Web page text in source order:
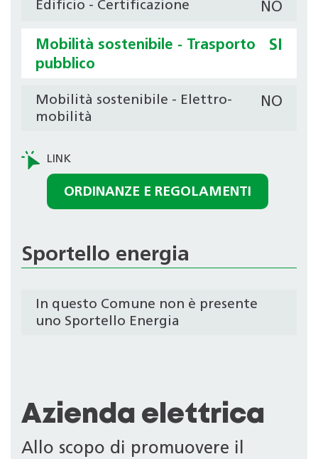
Edificio - Certificazione NO
Mobilità sostenibile - Trasporto
pubblico
SI
Mobilità sostenibile - Elettro-
mobilità
NO
ORDINANZE E REGOLAMENTI
Sportello energia
In questo Comune non è presente
uno Sportello Energia
Azienda elettrica
Allo scopo di promuovere il